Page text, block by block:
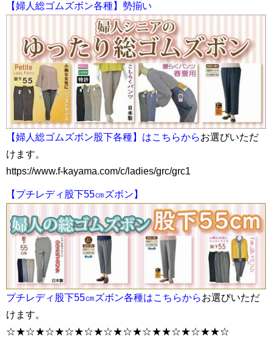
【婦人総ゴムズボン各種】勢揃い
【婦人総ゴムズボン股下各種】はこちらからお選びいただ
けます。
https://www.f-kayama.com/c/ladies/grc/grc1
【プチレディ股下55㎝ズボン】
プチレディ股下55㎝ズボン各種はこちらからお選びいただ
けます。
☆★☆★☆★☆★☆★☆★☆★☆★★☆★☆★★☆